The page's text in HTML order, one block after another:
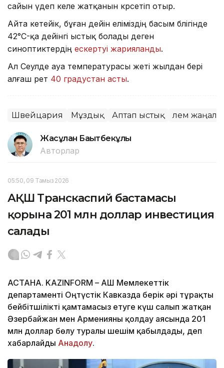
сайын үдеп келе жатқанын көрсетіп отыр.
Айта кетейік, бұған дейін еліміздің басым бөлігінде
42°C-қа дейінгі ыстық болады деген
синоптиктердің ескертуі жарияланды.
Ал Сеулде ауа температурасы жеті жылдан бері
алғаш рет 40 градустан асты.
Швейцария Мұздық Аптап ыстық Әлем
Жасұлан Бақытбекұлы
Авторлар
05:50, 09 Тамыз 2026
АҚШ Транскаспий бастамасы
қорына 201 млн доллар инвестиция
салады
АСТАНА. KAZINFORM – АҚШ Мемлекеттік
департаменті Оңтүстік Кавказда берік әрі тұрақты
бейбітшілікті қамтамасыз етуге күш салып жатқан
Әзербайжан мен Арменияны қолдау аясында 201
млн доллар бөлу туралы шешім қабылдады, деп
хабарлайды Анадолу.